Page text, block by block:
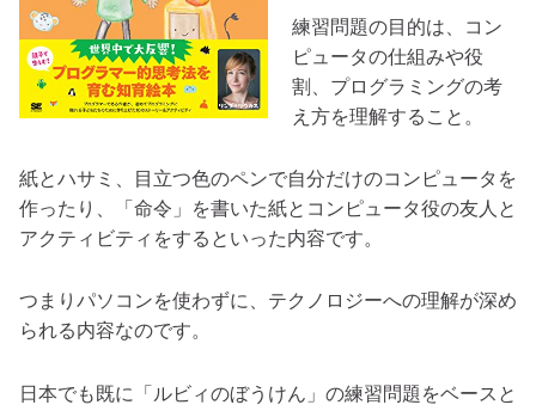
練習問題の目的は、コン
ピュータの仕組みや役
割、プログラミングの考
え方を理解すること。
紙とハサミ、目立つ色のペンで自分だけのコンピュータを
作ったり、「命令」を書いた紙とコンピュータ役の友人と
アクティビティをするといった内容です。
つまりパソコンを使わずに、テクノロジーへの理解が深め
られる内容なのです。
日本でも既に「ルビィのぼうけん」の練習問題をベースと